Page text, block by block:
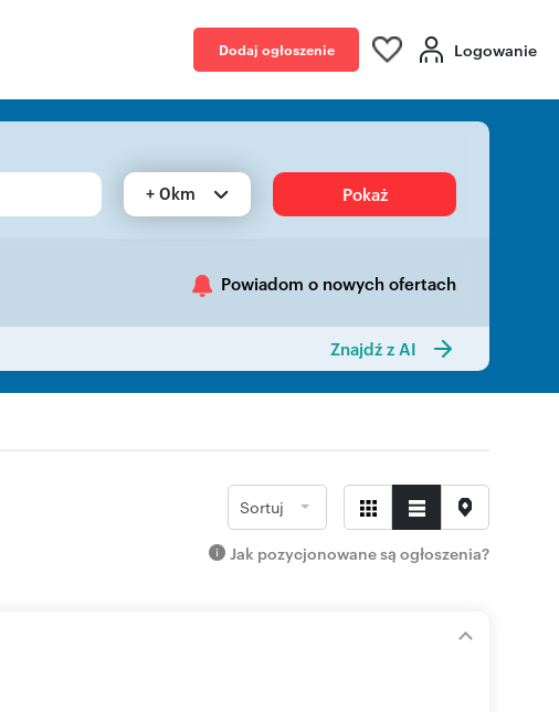
Dodaj ogłoszenie Logowanie
+ 0km Pokaż
Powiadom o nowych ofertach
Znajdź z AI
Sortuj
Jak pozycjonowane są ogłoszenia?